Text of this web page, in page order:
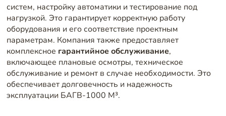
систем, настройку автоматики и тестирование под
нагрузкой. Это гарантирует корректную работу
оборудования и его соответствие проектным
параметрам. Компания также предоставляет
комплексное гарантийное обслуживание,
включающее плановые осмотры, техническое
обслуживание и ремонт в случае необходимости. Это
обеспечивает долговечность и надежность
эксплуатации БАГВ-1000 М³.